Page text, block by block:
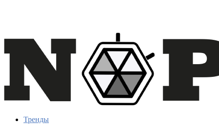
Тренды